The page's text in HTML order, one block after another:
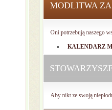
MODLITWA
Oni potrzebują naszego
KALENDARZ
Aby nikt ze swoją